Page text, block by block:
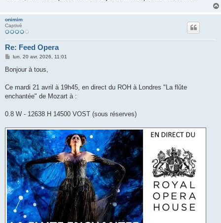
onimim
Captivé
Re: Feed Opera
M
s
g
lun. 20 avr. 2026, 11:01
Bonjour à tous,
Ce mardi 21 avril à 19h45, en direct du ROH à Londres "La flûte
enchantée" de Mozart à :
0.8 W - 12638 H 14500 VOST (sous réserves)